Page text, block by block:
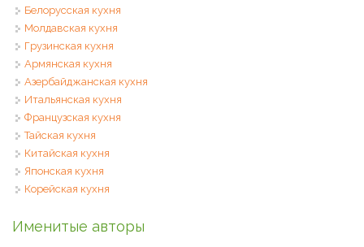
Белорусская кухня
Молдавская кухня
Грузинская кухня
Армянская кухня
Азербайджанская кухня
Итальянская кухня
Французская кухня
Тайская кухня
Китайская кухня
Японская кухня
Корейская кухня
Именитые авторы